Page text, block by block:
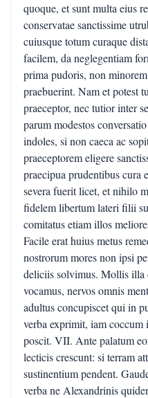
quoque, et sunt multa eius
conservatae sanctissime
cuiusque totum curaque
facilem, da neglegentiam
prima pudoris, non
praebuerint. Nam et potest
praeceptor, nec tutior inter
parum modestos
indoles, si non caeca ac
praeceptorem eligere
praecipua prudentibus cura
severa fuerit licet, et nihilo
fidelem libertum lateri filii
comitatus etiam illos
Facile erat huius metus
nostrorum mores non ipsi
deliciis solvimus. Mollis illa
vocamus, nervos omnis
adultus concupiscet qui in
verba exprimit, iam
poscit. VII. Ante palatum
lecticis crescunt: si terram
sustinentium pendent.
verba ne Alexandrinis